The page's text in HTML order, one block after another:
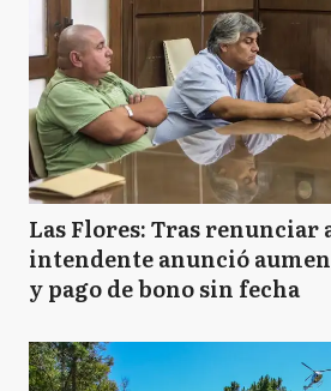
Las Flores: Tras renunciar
intendente anunció
y pago de bono sin fecha